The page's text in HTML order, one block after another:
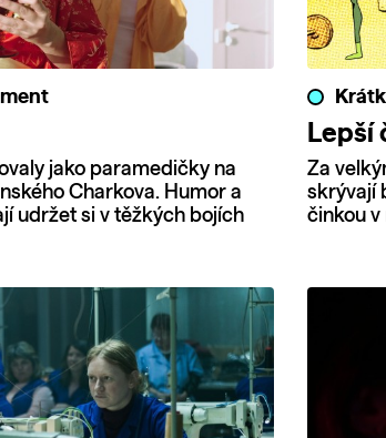
jako paramedičky na
Charkova. Humor a
udržet si v těžkých bojích
Lepší
Za
skrývají
činkou v